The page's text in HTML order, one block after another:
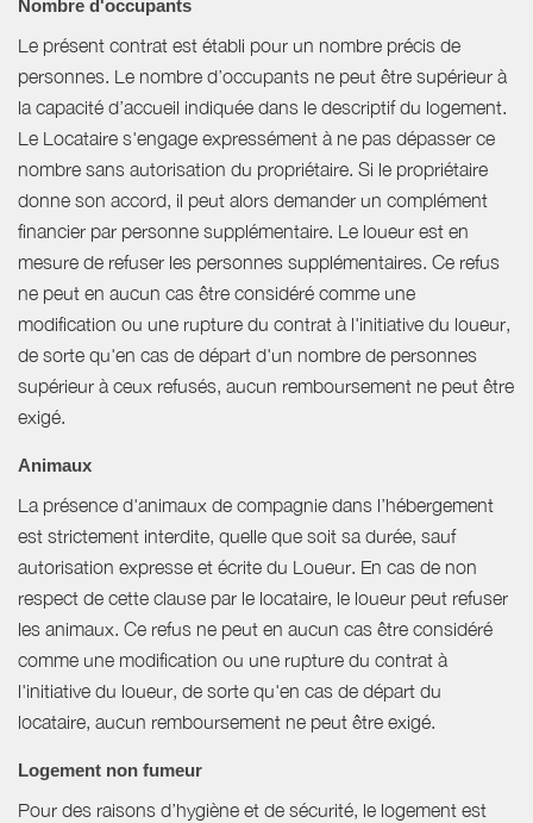
Nombre d'occupants
Le présent contrat est établi pour un nombre précis de
personnes. Le nombre d’occupants ne peut être supérieur à
la capacité d’accueil indiquée dans le descriptif du logement.
Le Locataire s'engage expressément à ne pas dépasser ce
nombre sans autorisation du propriétaire. Si le propriétaire
donne son accord, il peut alors demander un complément
financier par personne supplémentaire. Le loueur est en
mesure de refuser les personnes supplémentaires. Ce refus
ne peut en aucun cas être considéré comme une
modification ou une rupture du contrat à l'initiative du loueur,
de sorte qu'en cas de départ d'un nombre de personnes
supérieur à ceux refusés, aucun remboursement ne peut être
exigé.
Animaux
La présence d'animaux de compagnie dans l’hébergement
est strictement interdite, quelle que soit sa durée, sauf
autorisation expresse et écrite du Loueur. En cas de non
respect de cette clause par le locataire, le loueur peut refuser
les animaux. Ce refus ne peut en aucun cas être considéré
comme une modification ou une rupture du contrat à
l'initiative du loueur, de sorte qu'en cas de départ du
locataire, aucun remboursement ne peut être exigé.
Logement non fumeur
Pour des raisons d’hygiène et de sécurité, le logement est